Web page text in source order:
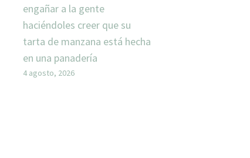
engañar a la gente
haciéndoles creer que su
tarta de manzana está hecha
en una panadería
4 agosto, 2026